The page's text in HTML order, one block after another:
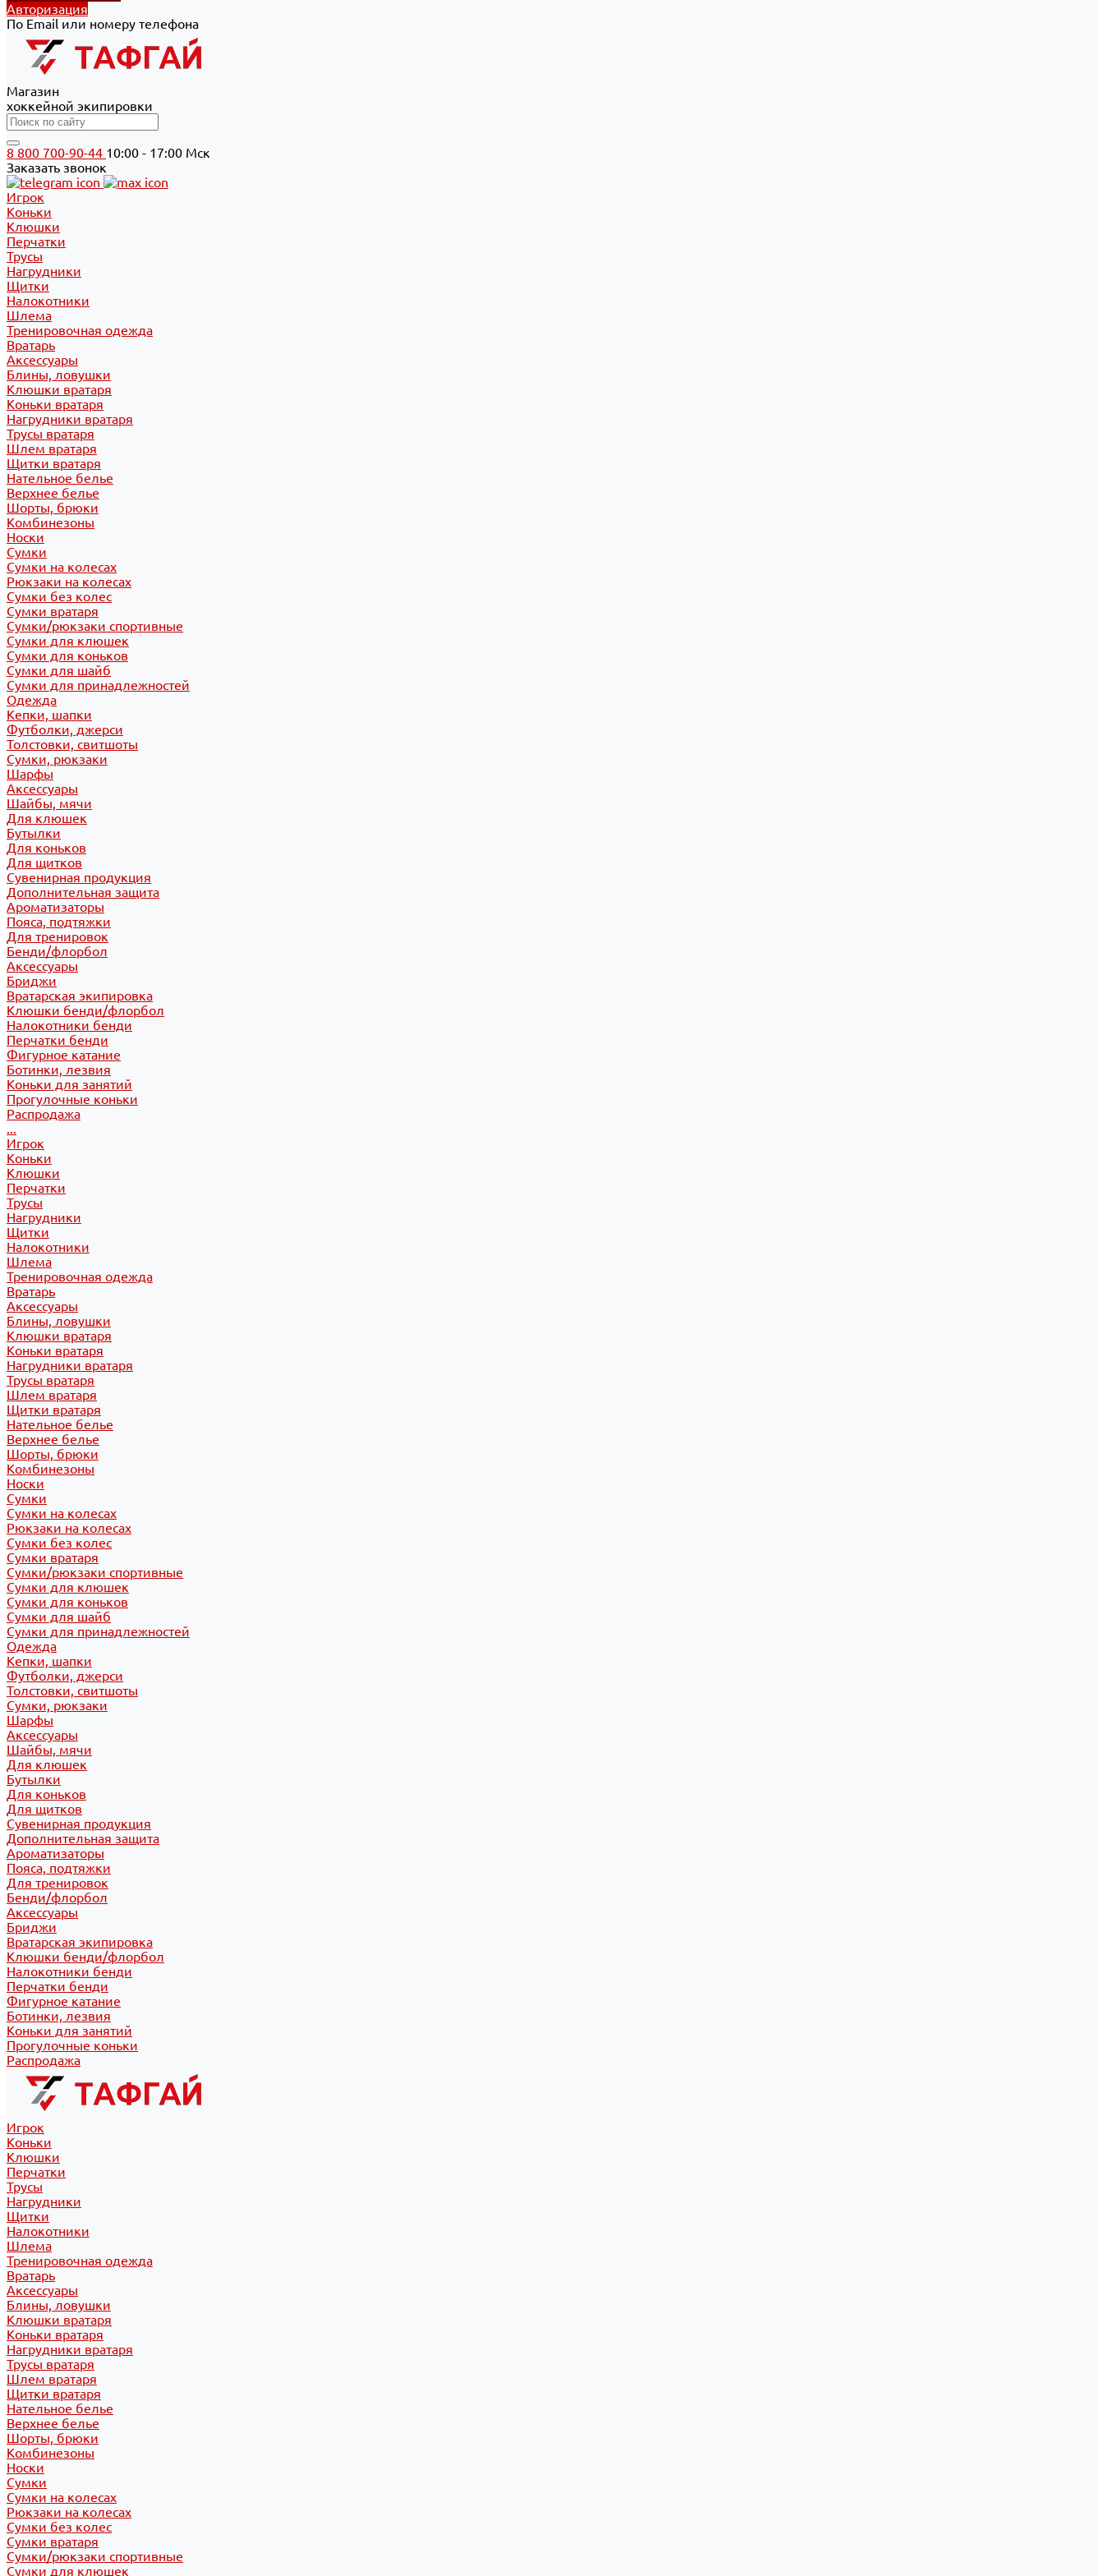
Авторизация
По Email или номеру телефона
Магазин
хоккейной экипировки
8 800 700-90-44 10:00 - 17:00 Мск
Заказать звонок
Игрок
Коньки
Клюшки
Перчатки
Трусы
Нагрудники
Щитки
Налокотники
Шлема
Тренировочная одежда
Вратарь
Аксессуары
Блины, ловушки
Клюшки вратаря
Коньки вратаря
Нагрудники вратаря
Трусы вратаря
Шлем вратаря
Щитки вратаря
Нательное белье
Верхнее белье
Шорты, брюки
Комбинезоны
Носки
Сумки
Сумки на колесах
Рюкзаки на колесах
Сумки без колес
Сумки вратаря
Сумки/рюкзаки спортивные
Сумки для клюшек
Сумки для коньков
Сумки для шайб
Сумки для принадлежностей
Одежда
Кепки, шапки
Футболки, джерси
Толстовки, свитшоты
Сумки, рюкзаки
Шарфы
Аксессуары
Шайбы, мячи
Для клюшек
Бутылки
Для коньков
Для щитков
Сувенирная продукция
Дополнительная защита
Ароматизаторы
Пояса, подтяжки
Для тренировок
Бенди/флорбол
Аксессуары
Бриджи
Вратарская экипировка
Клюшки бенди/флорбол
Налокотники бенди
Перчатки бенди
Фигурное катание
Ботинки, лезвия
Коньки для занятий
Прогулочные коньки
Распродажа
...
Игрок
Коньки
Клюшки
Перчатки
Трусы
Нагрудники
Щитки
Налокотники
Шлема
Тренировочная одежда
Вратарь
Аксессуары
Блины, ловушки
Клюшки вратаря
Коньки вратаря
Нагрудники вратаря
Трусы вратаря
Шлем вратаря
Щитки вратаря
Нательное белье
Верхнее белье
Шорты, брюки
Комбинезоны
Носки
Сумки
Сумки на колесах
Рюкзаки на колесах
Сумки без колес
Сумки вратаря
Сумки/рюкзаки спортивные
Сумки для клюшек
Сумки для коньков
Сумки для шайб
Сумки для принадлежностей
Одежда
Кепки, шапки
Футболки, джерси
Толстовки, свитшоты
Сумки, рюкзаки
Шарфы
Аксессуары
Шайбы, мячи
Для клюшек
Бутылки
Для коньков
Для щитков
Сувенирная продукция
Дополнительная защита
Ароматизаторы
Пояса, подтяжки
Для тренировок
Бенди/флорбол
Аксессуары
Бриджи
Вратарская экипировка
Клюшки бенди/флорбол
Налокотники бенди
Перчатки бенди
Фигурное катание
Ботинки, лезвия
Коньки для занятий
Прогулочные коньки
Распродажа
Игрок
Коньки
Клюшки
Перчатки
Трусы
Нагрудники
Щитки
Налокотники
Шлема
Тренировочная одежда
Вратарь
Аксессуары
Блины, ловушки
Клюшки вратаря
Коньки вратаря
Нагрудники вратаря
Трусы вратаря
Шлем вратаря
Щитки вратаря
Нательное белье
Верхнее белье
Шорты, брюки
Комбинезоны
Носки
Сумки
Сумки на колесах
Рюкзаки на колесах
Сумки без колес
Сумки вратаря
Сумки/рюкзаки спортивные
Сумки для клюшек